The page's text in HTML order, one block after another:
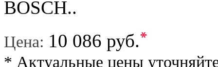
BOSCH..
Цена: 10 086 руб.*
* Актуальные цены